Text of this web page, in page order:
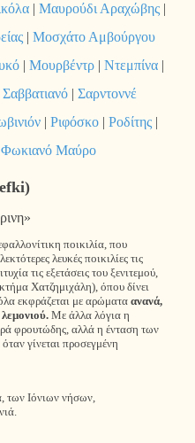
| Μαυρούδι Αραχώβης |
| Μοσχάτο Αμβούργου
| Μουρβέντρ| Ντεμπίνα|
Σαββατιανό| Σαρντοννέ
| Ριφόσκο | Ροδίτης |
Φωκιανό Μαύρο
ποικιλία, που
λευκές ποικιλίες τις
τις εξετάσεις του ξενιτεμού,
Χατζημιχάλη), όπου δίνει
εκφράζεται με αρώματα ανανά,
λεμονιού. Με άλλα λόγια η
φρουτώδης, αλλά η ένταση των
γίνεται προσεγμένη
των Ιόνιων νήσων,